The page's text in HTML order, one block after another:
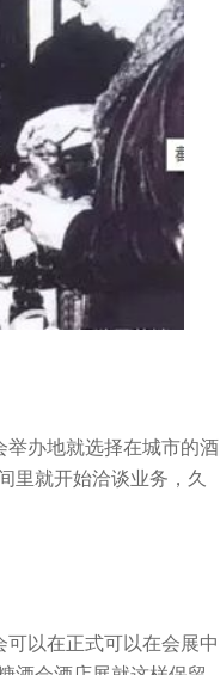
举办地就选择在城市的酒
里就开始洽谈业务，久
可以在正式可以在会展中